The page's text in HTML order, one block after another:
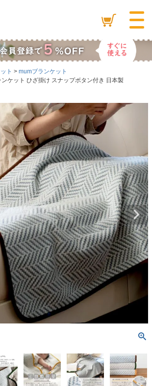
ト
mumブランケット
ケット ひざ掛け スナップボタン付き 日本製